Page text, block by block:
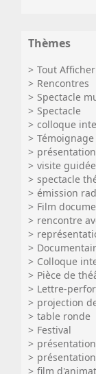
Thèmes
Tout Afficher
Rencontres
Spectacle
Spectacle
colloque
Témoignage
présentation
visite guidée
spectacle
émission
Film
rencontre
Colloque
Pièce de
Lettre-
projection
table ronde
Festival
film